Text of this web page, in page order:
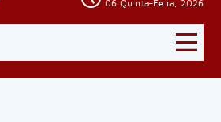
06 Quinta-Feira, 2026